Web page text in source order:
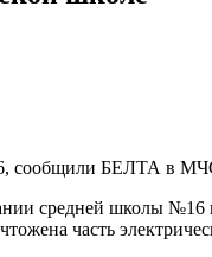
сообщили БЕЛТА в
средней школы
часть